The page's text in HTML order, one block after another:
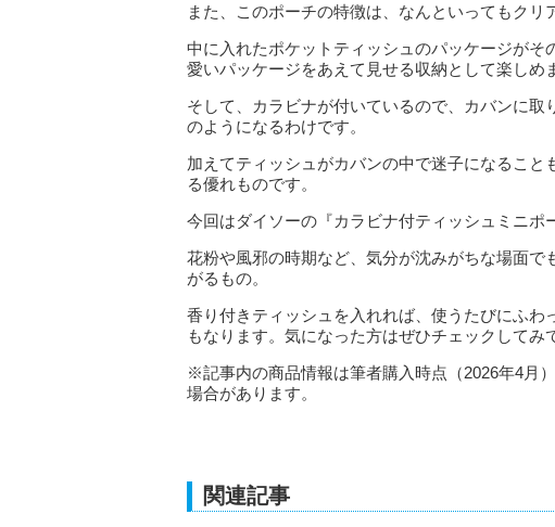
また、このポーチの特徴は、なんといってもクリ
中に入れたポケットティッシュのパッケージが
愛いパッケージをあえて見せる収納として楽しめ
そして、カラビナが付いているので、カバンに
のようになるわけです。
加えてティッシュがカバンの中で迷子になるこ
る優れものです。
今回はダイソーの『カラビナ付ティッシュミニポ
花粉や風邪の時期など、気分が沈みがちな場面
がるもの。
香り付きティッシュを入れれば、使うたびにふ
もなります。気になった方はぜひチェックしてみ
※記事内の商品情報は筆者購入時点（2026年4月
場合があります。
関連記事